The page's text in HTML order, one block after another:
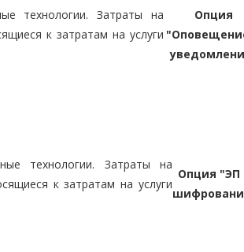
технологии. Затраты на
к затратам на услуги
Опция
технологии. Затраты на
к затратам на услуги
Опция "ЭП